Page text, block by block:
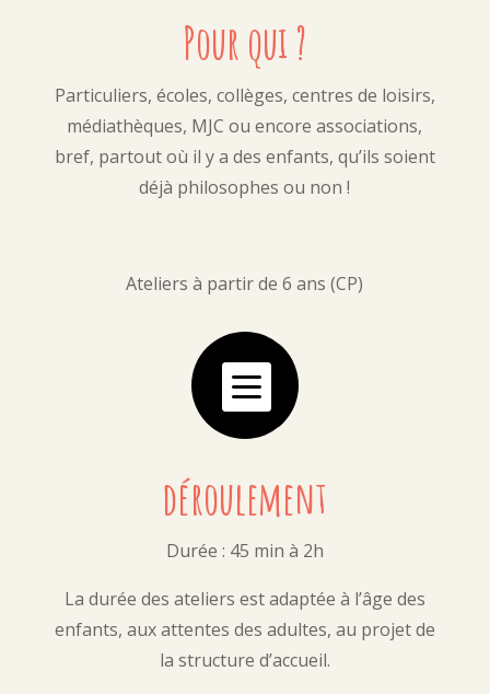
Pour qui ?
Particuliers, écoles, collèges, centres de loisirs,
médiathèques, MJC ou encore associations,
bref, partout où il y a des enfants, qu’ils soient
déjà philosophes ou non !
Ateliers à partir de 6 ans (CP)

déroulement
Durée : 45 min à 2h
La durée des ateliers est adaptée à l’âge des
enfants, aux attentes des adultes, au projet de
la structure d’accueil.